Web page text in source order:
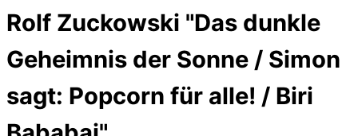
Rolf Zuckowski "Das dunkle
Geheimnis der Sonne / Simon
sagt: Popcorn für alle! / Biri